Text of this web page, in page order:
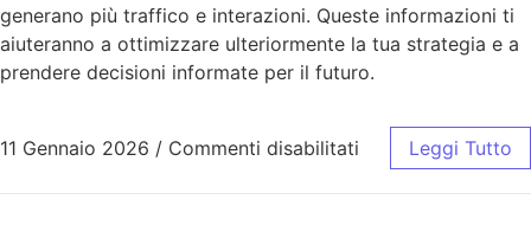
generano più traffico e interazioni. Queste informazioni ti
aiuteranno a ottimizzare ulteriormente la tua strategia e a
prendere decisioni informate per il futuro.
11 Gennaio 2026 / Commenti disabilitati Leggi Tutto